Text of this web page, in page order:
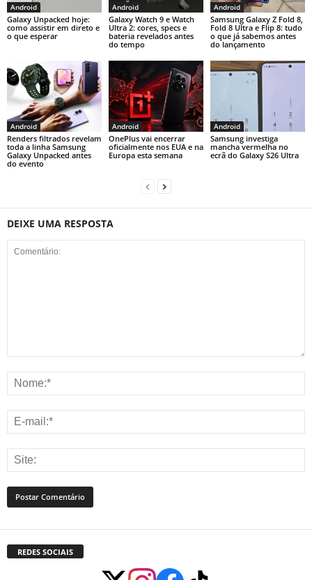
Android
Galaxy Unpacked hoje:
como assistir em direto e
o que esperar
Android
Galaxy Watch 9 e Watch
Ultra 2: cores, specs e
bateria revelados antes
do tempo
Android
Samsung Galaxy Z Fold 8,
Fold 8 Ultra e Flip 8: tudo
o que já sabemos antes
do lançamento
Android
Renders filtrados revelam
toda a linha Samsung
Galaxy Unpacked antes
do evento
Android
OnePlus vai encerrar
oficialmente nos EUA e na
Europa esta semana
Android
Samsung investiga
mancha vermelha no
ecrã do Galaxy S26 Ultra
DEIXE UMA RESPOSTA
REDES SOCIAIS